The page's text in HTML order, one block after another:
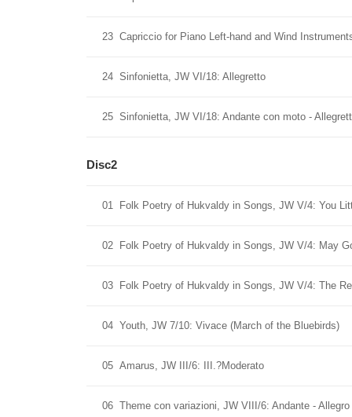
23 Capriccio for Piano Left-hand and Wind
24 Sinfonietta, JW VI/18: Allegretto
25 Sinfonietta, JW VI/18: Andante con moto -
Disc2
01 Folk Poetry of Hukvaldy in Songs, JW V/4: You
02 Folk Poetry of Hukvaldy in Songs, JW V/4: May
03 Folk Poetry of Hukvaldy in Songs, JW V/4: The
04 Youth, JW 7/10: Vivace (March of the Bluebirds)
05 Amarus, JW III/6: III.?Moderato
06 Theme con variazioni, JW VIII/6: Andante -